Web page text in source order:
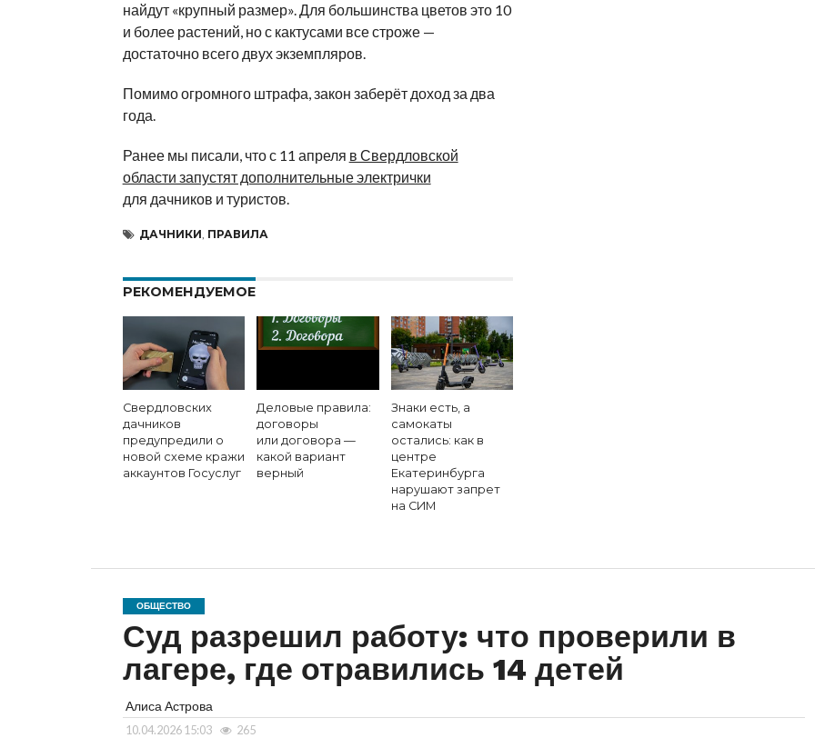
найдут «крупный размер». Для большинства цветов это 10
и более растений, но с кактусами все строже —
достаточно всего двух экземпляров.
Помимо огромного штрафа, закон заберёт доход за два
года.
Ранее мы писали, что с 11 апреля в Свердловской
области запустят дополнительные электрички
для дачников и туристов.
ДАЧНИКИ, ПРАВИЛА
РЕКОМЕНДУЕМОЕ
Свердловских
дачников
предупредили о
новой схеме кражи
аккаунтов Госуслуг
Деловые правила:
договоры
или договора —
какой вариант
верный
Знаки есть, а
самокаты
остались: как в
центре
Екатеринбурга
нарушают запрет
на СИМ
ОБЩЕСТВО
Суд разрешил работу: что проверили в
лагере, где отравились 14 детей
Алиса Астрова
10.04.2026 15:03 265